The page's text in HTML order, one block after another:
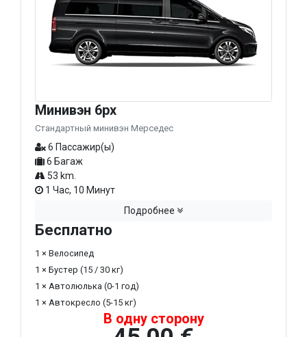
Минивэн 6px
Стандартный минивэн Мерседес
6 Пассажир(ы)
6 Багаж
53 km.
1 Час, 10 Минут
Подробнее
Бесплатно
1 × Велосипед
1 × Бустер (15 / 30 кг)
1 × Автолюлька (0-1 год)
1 × Автокресло (5-15 кг)
В одну сторону